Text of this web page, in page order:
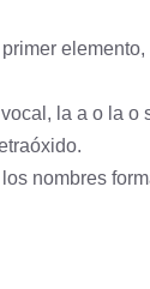
la a o la
nombres